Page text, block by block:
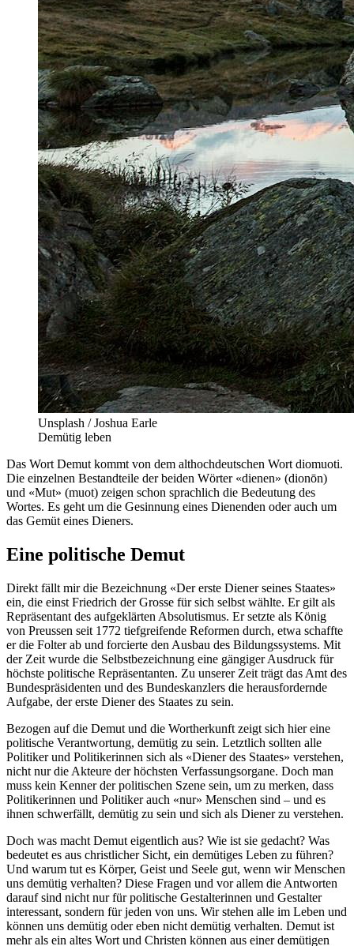
Unsplash / Joshua Earle
Demütig leben
Das Wort Demut kommt von dem althochdeutschen Wort diomuoti.
Die einzelnen Bestandteile der beiden Wörter «dienen» (dionōn)
und «Mut» (muot) zeigen schon sprachlich die Bedeutung des
Wortes. Es geht um die Gesinnung eines Dienenden oder auch um
das Gemüt eines Dieners.
Eine politische Demut
Direkt fällt mir die Bezeichnung «Der erste Diener seines Staates»
ein, die einst Friedrich der Grosse für sich selbst wählte. Er gilt als
Repräsentant des aufgeklärten Absolutismus. Er setzte als König
von Preussen seit 1772 tiefgreifende Reformen durch, etwa schaffte
er die Folter ab und forcierte den Ausbau des Bildungssystems. Mit
der Zeit wurde die Selbstbezeichnung eine gängiger Ausdruck für
höchste politische Repräsentanten. Zu unserer Zeit trägt das Amt des
Bundespräsidenten und des Bundeskanzlers die herausfordernde
Aufgabe, der erste Diener des Staates zu sein.
Bezogen auf die Demut und die Wortherkunft zeigt sich hier eine
politische Verantwortung, demütig zu sein. Letztlich sollten alle
Politiker und Politikerinnen sich als «Diener des Staates» verstehen,
nicht nur die Akteure der höchsten Verfassungsorgane. Doch man
muss kein Kenner der politischen Szene sein, um zu merken, dass
Politikerinnen und Politiker auch «nur» Menschen sind – und es
ihnen schwerfällt, demütig zu sein und sich als Diener zu verstehen.
Doch was macht Demut eigentlich aus? Wie ist sie gedacht? Was
bedeutet es aus christlicher Sicht, ein demütiges Leben zu führen?
Und warum tut es Körper, Geist und Seele gut, wenn wir Menschen
uns demütig verhalten? Diese Fragen und vor allem die Antworten
darauf sind nicht nur für politische Gestalterinnen und Gestalter
interessant, sondern für jeden von uns. Wir stehen alle im Leben und
können uns demütig oder eben nicht demütig verhalten. Demut ist
mehr als ein altes Wort und Christen können aus einer demütigen